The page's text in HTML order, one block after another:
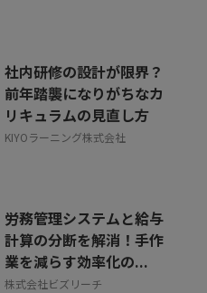
社内研修の設計が限界？
前年踏襲になりがちなカ
リキュラムの見直し方
KIYOラーニング株式会社
労務管理システムと給与
計算の分断を解消！手作
業を減らす効率化の...
株式会社ビズリーチ